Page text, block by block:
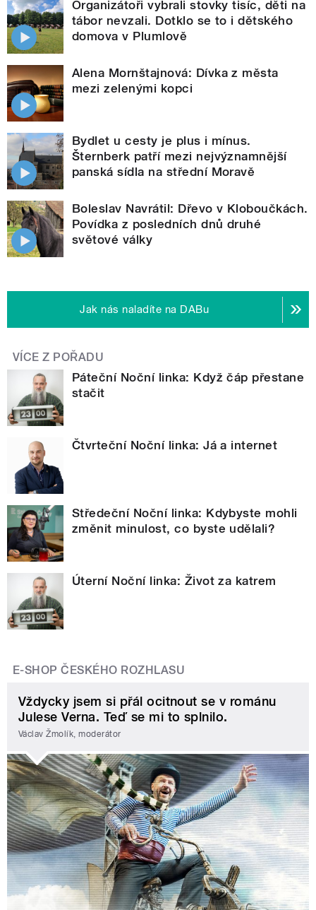
Organizátoři vybrali stovky tisíc, děti na
tábor nevzali. Dotklo se to i dětského
domova v Plumlově
Alena Mornštajnová: Dívka z města
mezi zelenými kopci
Bydlet u cesty je plus i mínus.
Šternberk patří mezi nejvýznamnější
panská sídla na střední Moravě
Boleslav Navrátil: Dřevo v Kloboučkách.
Povídka z posledních dnů druhé
světové války
Jak nás naladíte na DABu
VÍCE Z POŘADU
Páteční Noční linka: Když čáp přestane
stačit
Čtvrteční Noční linka: Já a internet
Středeční Noční linka: Kdybyste mohli
změnit minulost, co byste udělali?
Úterní Noční linka: Život za katrem
E-SHOP ČESKÉHO ROZHLASU
Vždycky jsem si přál ocitnout se v románu
Julese Verna. Teď se mi to splnilo.
Václav Žmolík, moderátor